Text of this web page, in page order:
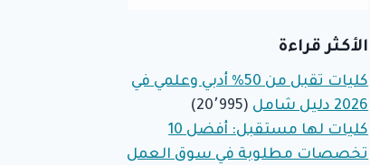
الأكثر قراءة
كليات تقبل من 50% أدبي وعلمي في
2026 دليل شامل
(20٬995)
كليات لها مستقبل: أفضل 10
تخصصات مطلوبة في سوق العمل